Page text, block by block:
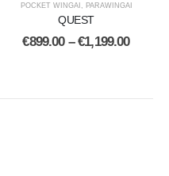
POCKET WINGAI PARAWINGAI
QUEST
€899.00 – €1,199.00